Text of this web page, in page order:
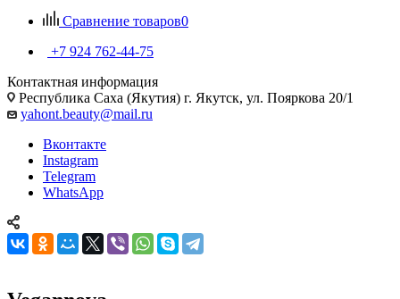
Сравнение товаров0
+7 924 762-44-75
Контактная информация
Республика Саха (Якутия) г. Якутск, ул. Пояркова 20/1
yahont.beauty@mail.ru
Вконтакте
Instagram
Telegram
WhatsApp